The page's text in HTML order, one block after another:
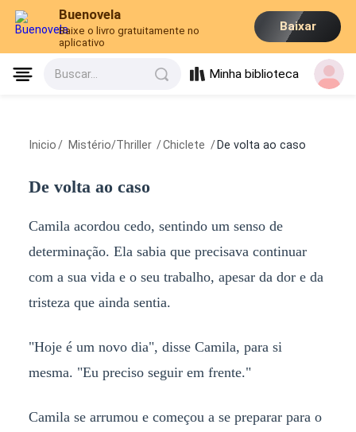
Buenovela
Baixe o livro gratuitamente no
aplicativo
Baixar
Buscar... Minha biblioteca
Inicio / Mistério/Thriller /Chiclete / De volta ao caso
De volta ao caso
Camila acordou cedo, sentindo um senso de
determinação. Ela sabia que precisava continuar
com a sua vida e o seu trabalho, apesar da dor e da
tristeza que ainda sentia.
"Hoje é um novo dia", disse Camila, para si
mesma. "Eu preciso seguir em frente."
Camila se arrumou e começou a se preparar para o